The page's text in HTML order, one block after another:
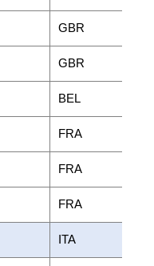
GBR
GBR
BEL
FRA
FRA
FRA
ITA